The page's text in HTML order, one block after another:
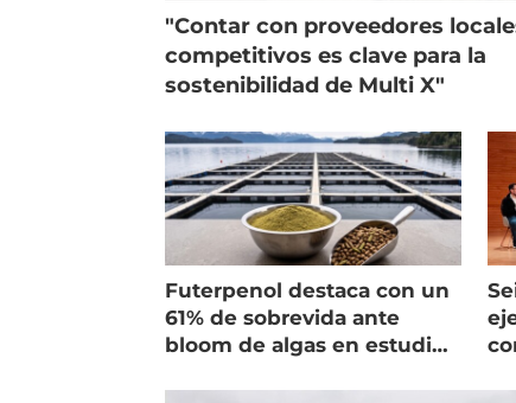
"Contar con proveedores
competitivos es clave para la
sostenibilidad de Multi X"
Futerpenol destaca con un
61% de sobrevida ante
bloom de algas en estudio